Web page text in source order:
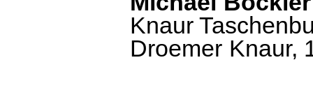
Knaur
Droemer Knaur,